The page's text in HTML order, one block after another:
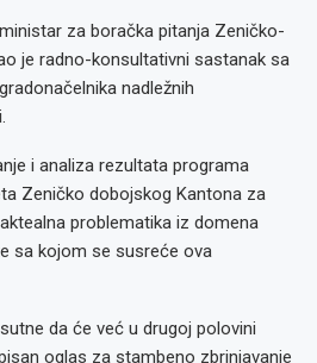
za boračka pitanja Zeničko-
je radno-konsultativni sastanak sa
nadležnih
i analiza rezultata programa
Zeničko dobojskog Kantona za
problematika iz domena
sa kojom se susreće ova
da će već u drugoj polovini
oglas za stambeno zbrinjavanje